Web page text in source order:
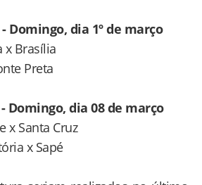
Domingo, dia 1º de março
x Brasília
Preta
Domingo, dia 08 de março
x Santa Cruz
x Sapé